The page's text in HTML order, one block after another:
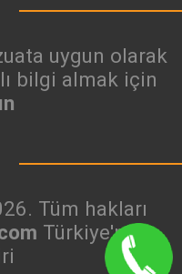
uygun olarak
bilgi almak için
Tüm hakları
Türkiye'nin